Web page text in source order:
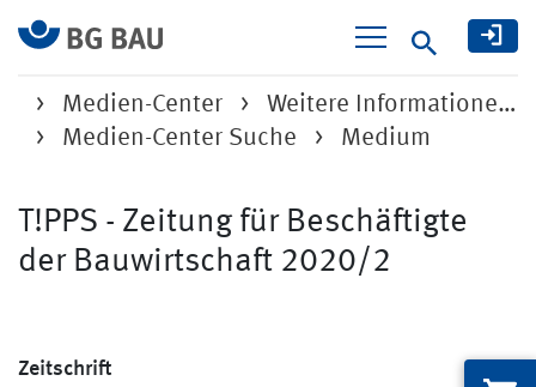
Suche
Medien-Center
Weitere Informatione…
Medien-Center Suche
Medium
T!PPS - Zeitung für Beschäftigte
der Bauwirtschaft 2020/2
Zeitschrift